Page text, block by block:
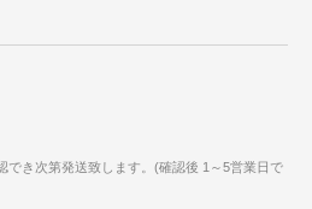
でき次第発送致します。(確認後 1～5営業日で